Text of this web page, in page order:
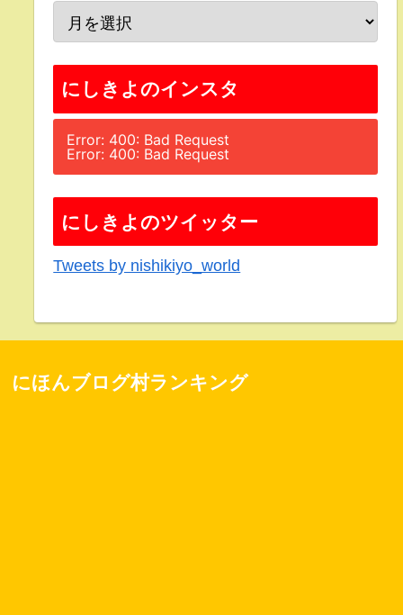
にしきよのインスタ
Error: 400: Bad Request
Error: 400: Bad Request
にしきよのツイッター
Tweets by nishikiyo_world
にほんブログ村ランキング